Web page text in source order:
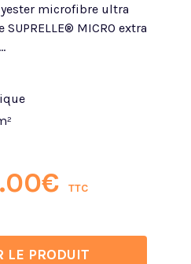
microfibre ultra
MICRO extra
€ TTC
LE PRODUIT